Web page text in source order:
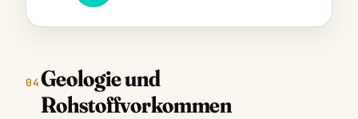
Geologie und
Rohstoffvorkommen